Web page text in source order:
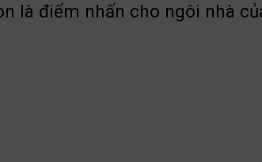
là điểm nhấn cho ngôi nhà